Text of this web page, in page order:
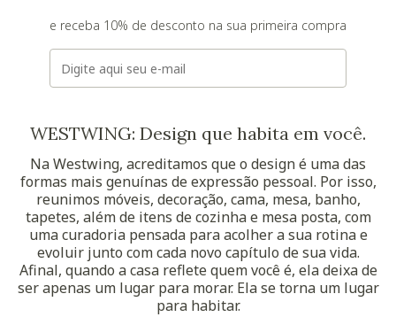
e receba 10% de desconto na sua primeira compra
E-mail
WESTWING: Design que habita em você.
Na Westwing, acreditamos que o design é uma das
formas mais genuínas de expressão pessoal. Por isso,
reunimos móveis, decoração, cama, mesa, banho,
tapetes, além de itens de cozinha e mesa posta, com
uma curadoria pensada para acolher a sua rotina e
evoluir junto com cada novo capítulo de sua vida.
Afinal, quando a casa reflete quem você é, ela deixa de
ser apenas um lugar para morar. Ela se torna um lugar
para habitar.